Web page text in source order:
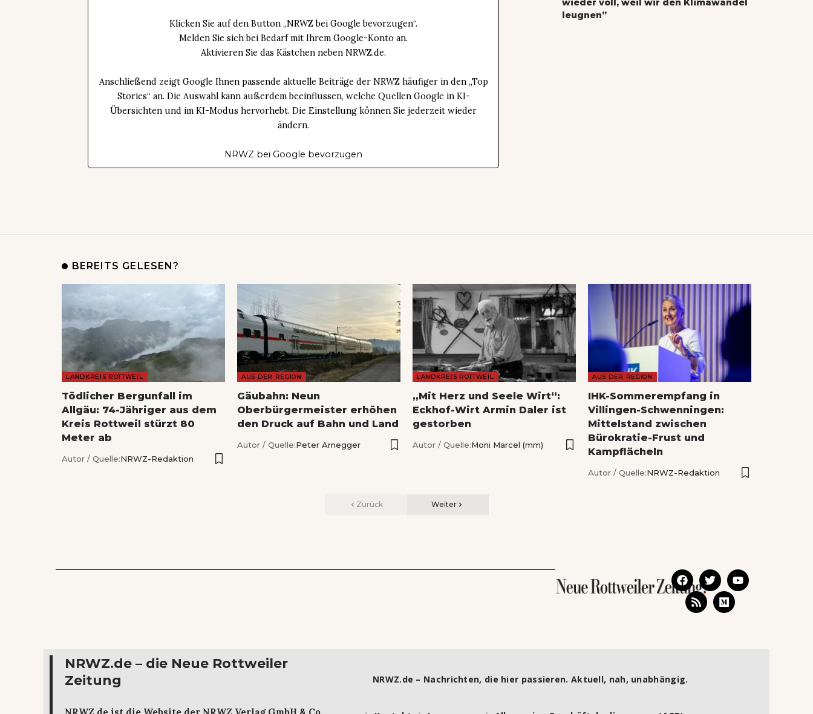
Klicken Sie auf den Button „NRWZ bei Google bevorzugen“.
Melden Sie sich bei Bedarf mit Ihrem Google-Konto an.
Aktivieren Sie das Kästchen neben NRWZ.de.
Anschließend zeigt Google Ihnen passende aktuelle Beiträge der NRWZ häufiger in den „Top
Stories“ an. Die Auswahl kann außerdem beeinflussen, welche Quellen Google in KI-
Übersichten und im KI-Modus hervorhebt. Die Einstellung können Sie jederzeit wieder
ändern.
NRWZ bei Google bevorzugen
wieder voll, weil wir den Klimawandel
leugnen”
BEREITS GELESEN?
LANDKREIS ROTTWEIL
Tödlicher Bergunfall im
Allgäu: 74-Jähriger aus dem
Kreis Rottweil stürzt 80
Meter ab
Autor / Quelle:NRWZ-Redaktion
AUS DER REGION
Gäubahn: Neun
Oberbürgermeister erhöhen
den Druck auf Bahn und Land
Autor / Quelle:Peter Arnegger
LANDKREIS ROTTWEIL
„Mit Herz und Seele Wirt“:
Eckhof-Wirt Armin Daler ist
gestorben
Autor / Quelle:Moni Marcel (mm)
AUS DER REGION
IHK-Sommerempfang in
Villingen-Schwenningen:
Mittelstand zwischen
Bürokratie-Frust und
Kampflächeln
Autor / Quelle:NRWZ-Redaktion
Zurück Weiter
NRWZ.de – die Neue Rottweiler
Zeitung
NRWZ.de ist die Website der NRWZ Verlag GmbH & Co.
NRWZ.de – Nachrichten, die hier passieren. Aktuell, nah, unabhängig.